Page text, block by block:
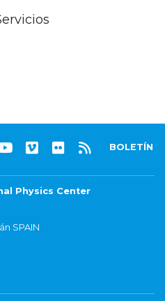
BOLETÍN
Physics Center
SPAIN